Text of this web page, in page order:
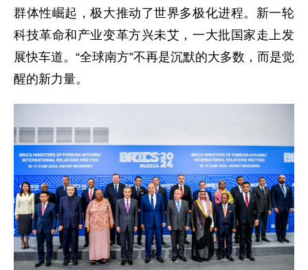
群体性崛起，极大推动了世界多极化进程。新一轮
科技革命和产业变革方兴未艾，一大批国家走上发
展快车道。“全球南方”不再是沉默的大多数，而是觉
醒的新力量。